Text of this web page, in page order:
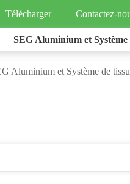
Télécharger Contactez-
SEG Aluminium et Système
Aluminium et Système de tissu